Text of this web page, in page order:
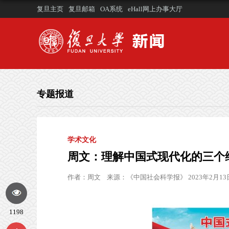
复旦主页 复旦邮箱 OA系统 eHall网上办事大厅
专题报道
学术文化
周文：理解中国式现代化的三个
作者： 周文 来源： 《中国社会科学报》 2023年2月13
1198